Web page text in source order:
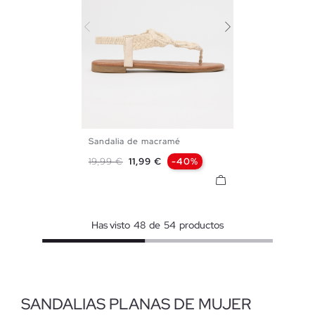
35 36 37 38
41
Sandalia de macramé
Precio base
19,99 € Precio
11,99 € -40%
Has visto 48 de 54 productos
SANDALIAS PLANAS DE MUJER